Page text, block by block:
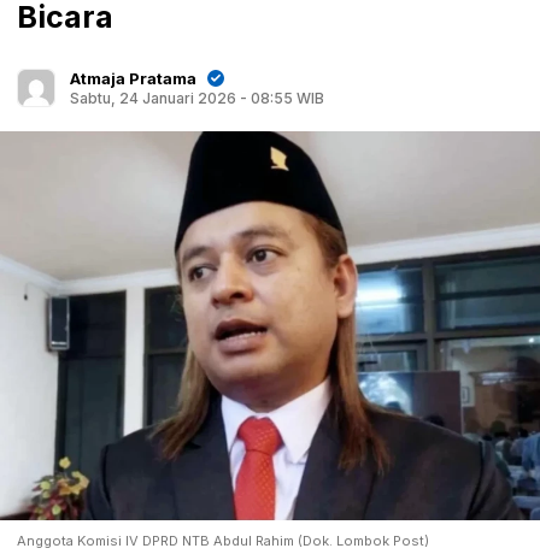
Bicara
Atmaja Pratama
Sabtu, 24 Januari 2026 - 08:55 WIB
Anggota Komisi IV DPRD NTB Abdul Rahim (Dok. Lombok Post)